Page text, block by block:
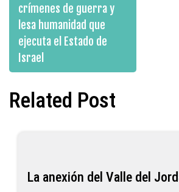
crímenes de guerra y
lesa humanidad que
ejecuta el Estado de
Israel
Related Post
La anexión del Valle del